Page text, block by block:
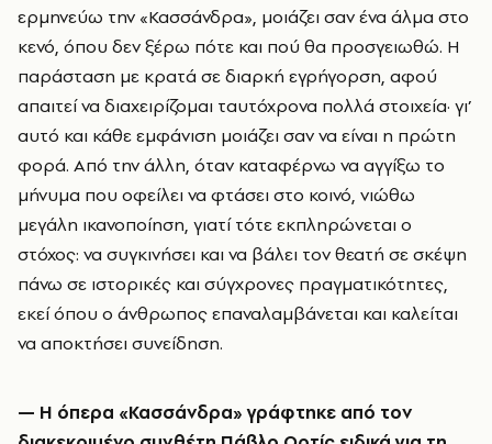
ερμηνεύω την «Κασσάνδρα», μοιάζει σαν ένα άλμα στο
κενό, όπου δεν ξέρω πότε και πού θα προσγειωθώ. Η
παράσταση με κρατά σε διαρκή εγρήγορση, αφού
απαιτεί να διαχειρίζομαι ταυτόχρονα πολλά στοιχεία· γι’
αυτό και κάθε εμφάνιση μοιάζει σαν να είναι η πρώτη
φορά. Από την άλλη, όταν καταφέρνω να αγγίξω το
μήνυμα που οφείλει να φτάσει στο κοινό, νιώθω
μεγάλη ικανοποίηση, γιατί τότε εκπληρώνεται ο
στόχος: να συγκινήσει και να βάλει τον θεατή σε σκέψη
πάνω σε ιστορικές και σύγχρονες πραγματικότητες,
εκεί όπου ο άνθρωπος επαναλαμβάνεται και καλείται
να αποκτήσει συνείδηση.
— Η όπερα «Κασσάνδρα» γράφτηκε από τον